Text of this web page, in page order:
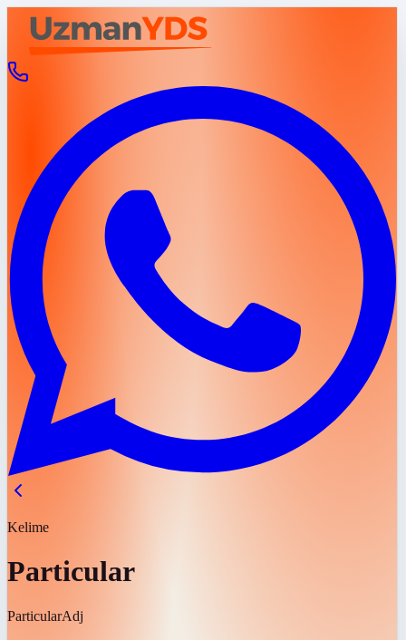
Kelime
Particular
ParticularAdj